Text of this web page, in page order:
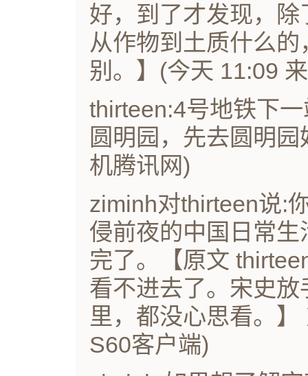
好，到了才发现，
从作物到土质什么
别。】(今天 11:09
thirteen:4号地铁下
圆明园，先去圆明
机腾讯网)
ziminh对thirteen说:
侵前夜的中国日常
完了。【原文
看不进去了。宋史
里，都没心思看。
S60客户端)